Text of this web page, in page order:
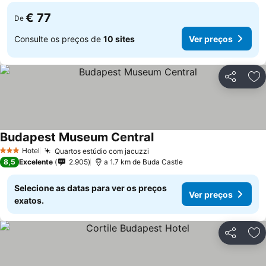
De € 77
Consulte os preços de 10 sites Ver preços
Partilhar
3 EstrelasHotel Quartos estúdio com jacuzzi
Budapest Museum CentralVer preços
8,5 Excelente 2.905 a 1.7 km de Buda Castle
Selecione as datas para ver os preços
exatos.
Ver preços
Partilhar